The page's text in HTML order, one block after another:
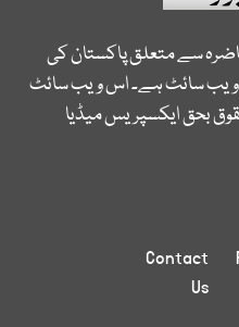
سے متعلق پاکستان کی
ویب سائٹ ہے۔ اس ویب سائٹ
بحق ایکسپریس میڈیا
Contact
Us